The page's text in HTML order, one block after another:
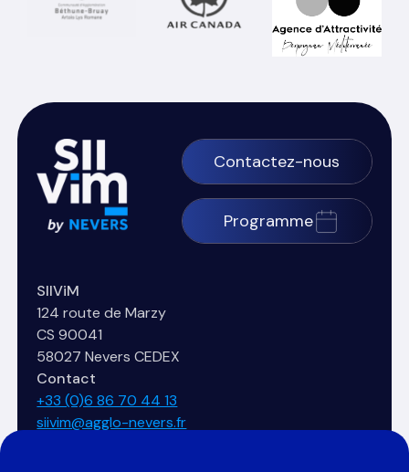
Contactez-nous
Programme
SIIViM
124 route de Marzy
CS 90041
58027 Nevers CEDEX
Contact
+33 (0)6 86 70 44 13
siivim@agglo-nevers.fr